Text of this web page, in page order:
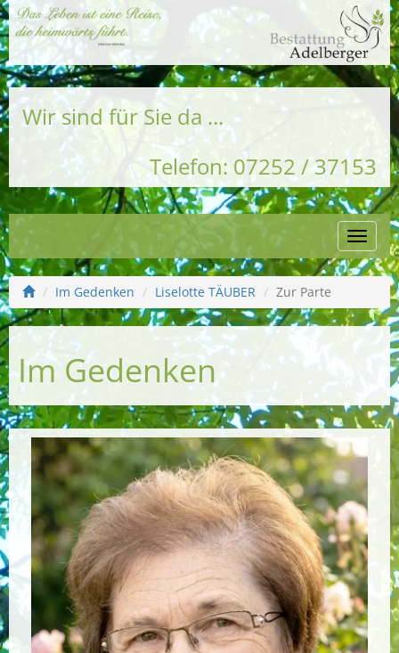
Wir sind für Sie da ...
Telefon: 07252 / 37153
Im Gedenken Liselotte TÄUBER Zur Parte
Im Gedenken